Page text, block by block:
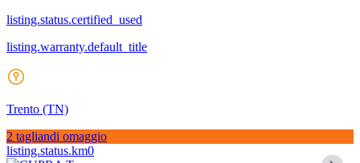
listing.status.certified_used
listing.warranty.default_title
Trento (TN)
2 tagliandi omaggio
listing.status.km0